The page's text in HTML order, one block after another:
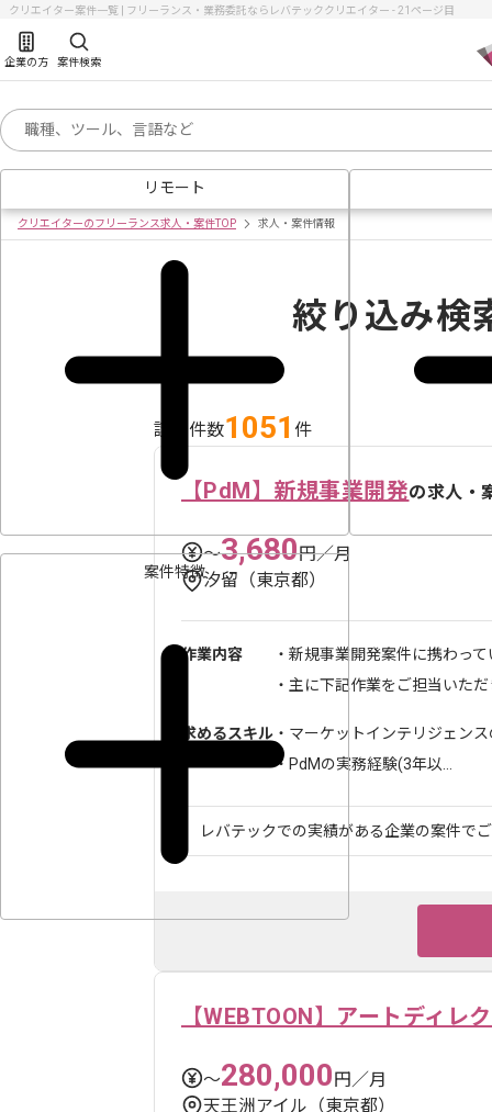
クリエイター案件一覧 | フリーランス・業務委託ならレバテッククリエイター - 21ページ目
企業の方 案件検索
リモート
案件特徴
クリエイターのフリーランス求人・案件TOP 求人・案件情報
絞り込み検
該当件数1051 件
【PdM】新規事業開発の求人・
〜3,680円／月
汐留（東京都）
作業内容
・新規事業開発案件に携わっ
・主に下記作業をご担当いただ
求めるスキル ・マーケットインテリジェン
・PdMの実務経験(3年以...
レバテックでの実績がある企業の案件で
【WEBTOON】アートディレ
〜280,000円／月
天王洲アイル（東京都）